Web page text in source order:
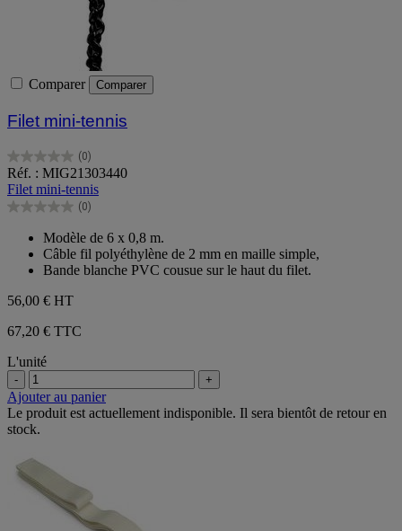
Comparer Comparer
Filet mini-tennis
(0)
0.0
sur
5
étoiles.
Réf. : MIG21303440
Filet mini-tennis
(0)
0.0
étoiles.
Modèle de 6 x 0,8 m.
Câble fil polyéthylène de 2 mm en maille simple,
Bande blanche PVC cousue sur le haut du filet.
56,00 € HT
67,20 € TTC
L'unité
- +
Ajouter au panier
Le produit est actuellement indisponible. Il sera bientôt de retour en
stock.